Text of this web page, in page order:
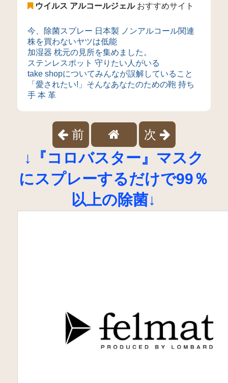
ウイルス アルコールジェルおすすめサイト
今、除菌スプレー 日本製 ノンアルコール関連
株を買わないヤツは低能
加湿器 枕元の見所を集めました。
ステンレスポット 守りたい人がいる
take shopについてみんなが誤解していること
「愛されたい!」そんなあなたのための鞄 持ち
手 本 革
前 次
↓『コロバスター』マスク
にスプレーするだけで99％
以上の除菌↓